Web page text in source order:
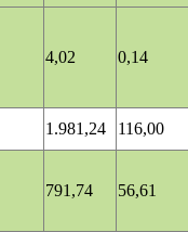
4,02 0,14
1.981,24
116,00
791,74 56,61